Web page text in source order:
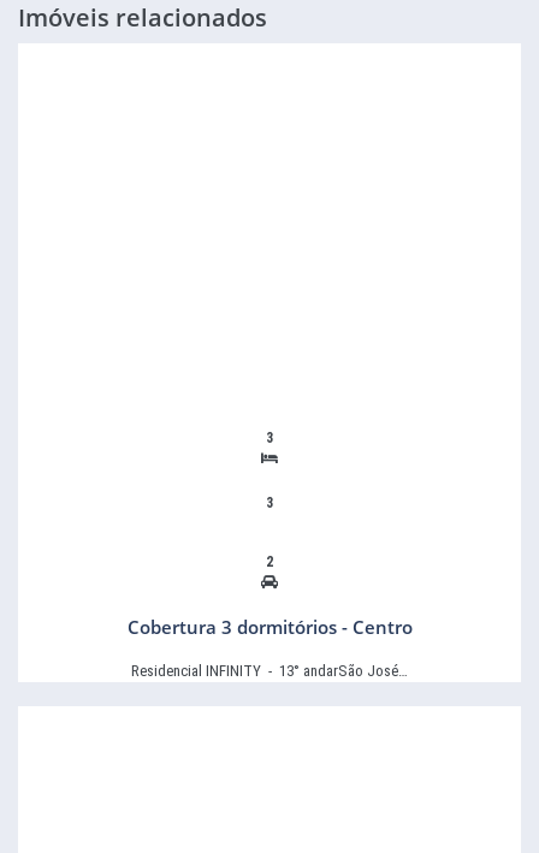
Imóveis relacionados
3
3
2
Cobertura 3 dormitórios - Centro
Residencial INFINITY - 13° andarSão José…